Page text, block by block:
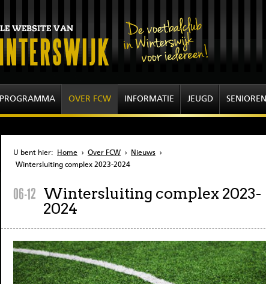
PROGRAMMA OVER FCW INFORMATIE JEUGD SENIOREN
U bent hier: Home › Over FCW › Nieuws ›
Wintersluiting complex 2023-2024
06-12 Wintersluiting complex 2023-
2024